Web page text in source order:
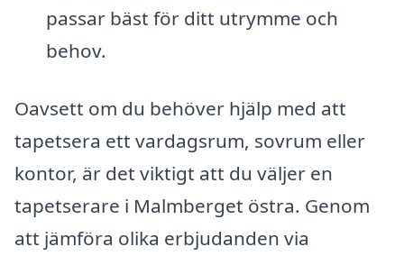
passar bäst för ditt utrymme och
behov.
Oavsett om du behöver hjälp med att
tapetsera ett vardagsrum, sovrum eller
kontor, är det viktigt att du väljer en
tapetserare i Malmberget östra. Genom
att jämföra olika erbjudanden via